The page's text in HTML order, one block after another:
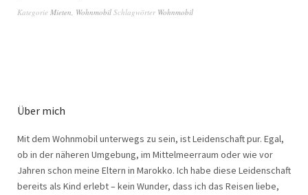
Kategorie Mieten, Wohnmobil Schlagwörter Wohnmobil
Über mich
Mit dem Wohnmobil unterwegs zu sein, ist Leidenschaft pur. Egal,
ob in der näheren Umgebung, im Mittelmeerraum oder wie vor
Jahren schon meine Eltern in Marokko. Ich habe diese Leidenschaft
bereits als Kind erlebt – kein Wunder, dass ich das Reisen liebe,